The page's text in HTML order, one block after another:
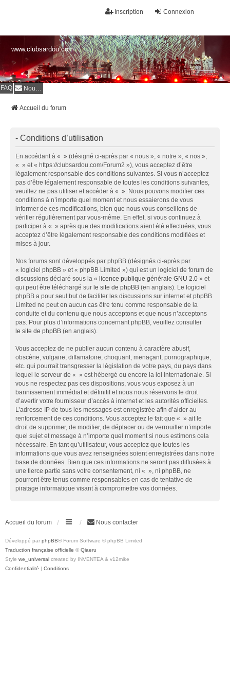
Connexion
Inscription
www.clubsardou.com
FAQ Nous contacter
Accueil du forum
- Conditions d’utilisation
En accédant à « » (désigné ci-après par « nous », « notre », « nos »,
« » et « https://clubsardou.com/Forum2 »), vous acceptez d’être
légalement responsable des conditions suivantes. Si vous n’acceptez
pas d’être légalement responsable de toutes les conditions suivantes,
veuillez ne pas utiliser et accéder à « ». Nous pouvons modifier ces
conditions à n’importe quel moment et nous essaierons de vous
informer de ces modifications, bien que nous vous conseillons de
vérifier régulièrement par vous-même. En effet, si vous continuez à
participer à « » après que des modifications aient été effectuées, vous
acceptez d’être légalement responsable des conditions modifiées et
mises à jour.
Nos forums sont développés par phpBB (désignés ci-après par
« logiciel phpBB » et « phpBB Limited ») qui est un logiciel de forum de
discussions déclaré sous la « licence publique générale GNU 2.0 » et
qui peut être téléchargé sur le site de phpBB (en anglais). Le logiciel
phpBB a pour seul but de faciliter les discussions sur internet et phpBB
Limited ne peut en aucun cas être tenu comme responsable de la
conduite et du contenu que nous acceptons et que nous n’acceptons
pas. Pour plus d’informations concernant phpBB, veuillez consulter
le site de phpBB (en anglais).
Vous acceptez de ne publier aucun contenu à caractère abusif,
obscène, vulgaire, diffamatoire, choquant, menaçant, pornographique,
etc. qui pourrait transgresser la législation de votre pays, du pays dans
lequel le serveur de « » est hébergé ou encore la loi internationale. Si
vous ne respectez pas ces dispositions, vous vous exposez à un
bannissement immédiat et définitif et nous nous réservons le droit
d’avertir votre fournisseur d’accès à internet et les autorités officielles.
L’adresse IP de tous les messages est enregistrée afin d’aider au
renforcement de ces conditions. Vous acceptez le fait que « » ait le
droit de supprimer, de modifier, de déplacer ou de verrouiller n’importe
quel sujet et message à n’importe quel moment si nous estimons cela
nécessaire. En tant qu’utilisateur, vous acceptez que toutes les
informations que vous avez renseignées soient enregistrées dans notre
base de données. Bien que ces informations ne seront pas diffusées à
une tierce partie sans votre consentement, ni « », ni phpBB, ne
pourront être tenus comme responsables en cas de tentative de
piratage informatique visant à compromettre vos données.
Accueil du forum Nous contacter
Développé par phpBB® Forum Software © phpBB Limited
Traduction française officielle © Qiaeru
Style we_universal created by INVENTEA & v12mike
Confidentialité | Conditions